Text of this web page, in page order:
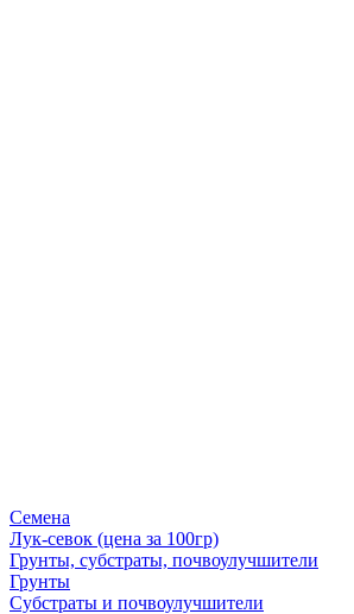
Семена
Лук-севок (цена за 100гр)
Грунты, субстраты, почвоулучшители
Грунты
Субстраты и почвоулучшители